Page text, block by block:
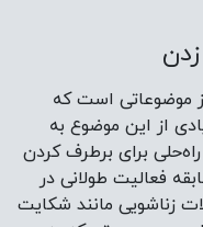
موضوعاتی است که
از این موضوع به
برای برطرف کردن
فعالیت طولانی در
زناشویی مانند شکایت